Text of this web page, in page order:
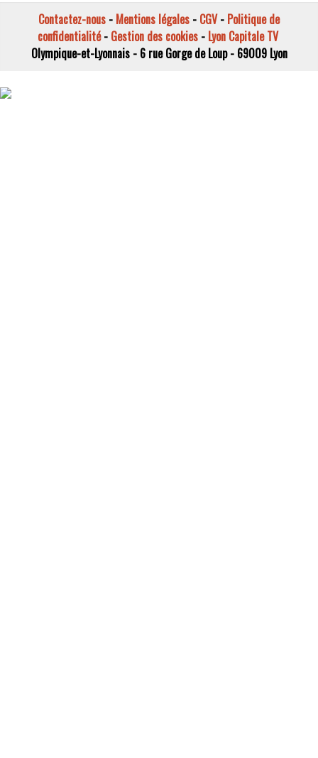
Contactez-nous - Mentions légales - CGV- Politique de
confidentialité- Gestion des cookies- Lyon Capitale TV
Olympique-et-Lyonnais - 6 rue Gorge de Loup - 69009 Lyon